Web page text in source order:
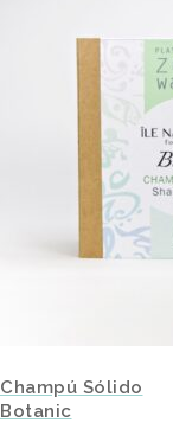
Champú Sólido
Botanic